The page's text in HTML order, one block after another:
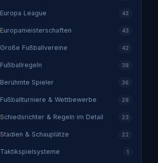
Europa League 43
Europameisterschaften 43
Große Fußballvereine 42
Fußballregeln 38
Berühmte Spieler 36
Fußballturniere & Wettbewerbe 28
Schiedsrichter & Regeln im Detail 23
Stadien & Schauplätze 22
Taktikspielsysteme 1